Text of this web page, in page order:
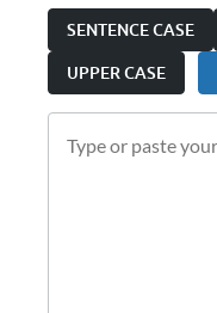
SENTENCE CASE
UPPER CASE